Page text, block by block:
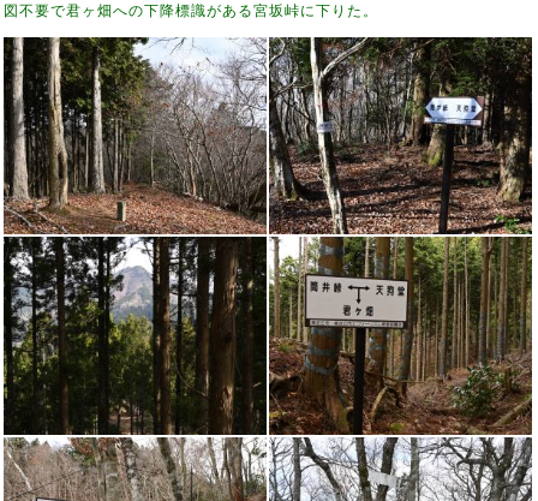
図不要で君ヶ畑への下降標識がある宮坂峠に下りた。